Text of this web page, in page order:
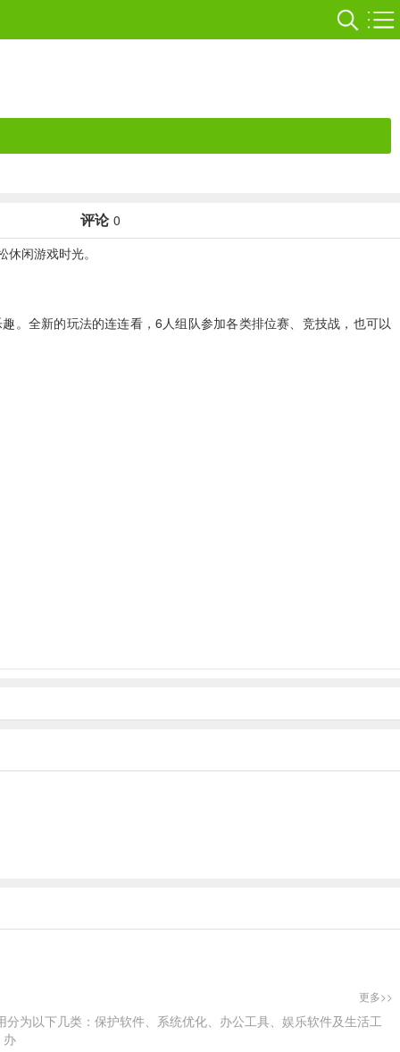
评论 0
闲游戏时光。
。全新的玩法的连连看，6人组队参加各类排位赛、竞技战，也可以
更多>>
为以下几类：保护软件、系统优化、办公工具、娱乐软件及生活工
办